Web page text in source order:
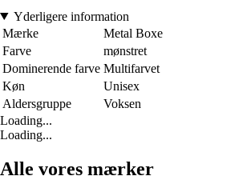
Yderligere information
Mærke
Metal Boxe
Farve
mønstret
Dominerende farve Multifarvet
Køn
Unisex
Aldersgruppe
Voksen
Loading...
Loading...
Alle vores mærker